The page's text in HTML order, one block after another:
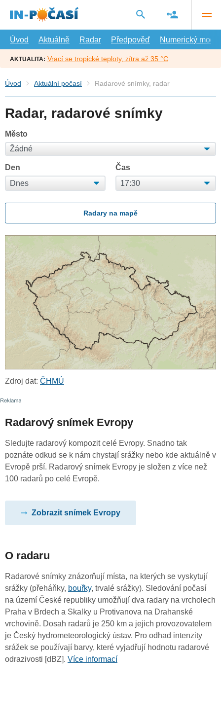
hlavní
Úvod
Aktuálně Radar Předpověď Numerický model
AKTUALITA: Vrací se tropické teploty, zítra až 35 °C
Úvod Aktuální počasí Radarové snímky, radar
Radar, radarové snímky
Město
Den Čas
Radary na mapě
Zdroj dat: ČHMÚ
Radarový snímek Evropy
Sledujte radarový kompozit celé Evropy. Snadno tak
poznáte odkud se k nám chystají srážky nebo kde aktuálně v
Evropě prší. Radarový snímek Evropy je složen z více než
100 radarů po celé Evropě.
Zobrazit snímek Evropy
O radaru
Radarové snímky znázorňují místa, na kterých se vyskytují
srážky (přeháňky, bouřky, trvalé srážky). Sledování počasí
na území České republiky umožňují dva radary na vrcholech
Praha v Brdech a Skalky u Protivanova na Drahanské
vrchovině. Dosah radarů je 250 km a jejich provozovatelem
je Český hydrometeorologický ústav. Pro odhad intenzity
srážek se používají barvy, které vyjadřují hodnotu radarové
odrazivosti [dBZ]. Více informací